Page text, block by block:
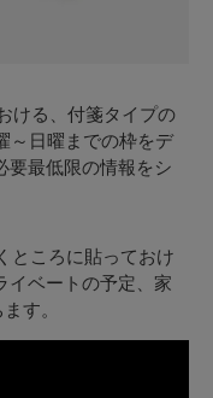
ける、付箋タイプの
～日曜までの枠をデ
要最低限の情報をシ
ところに貼っておけ
イベートの予定、家
す。